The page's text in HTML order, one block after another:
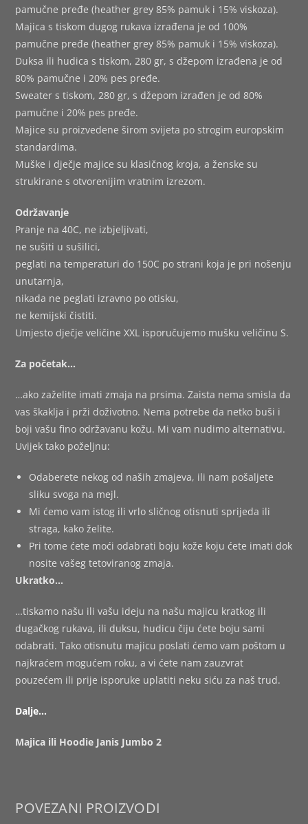
pamučne pređe (heather grey 85% pamuk i 15% viskoza).
Majica s tiskom dugog rukava izrađena je od 100%
pamučne pređe (heather grey 85% pamuk i 15% viskoza).
Duksa ili hudica s tiskom, 280 gr, s džepom izrađena je od
80% pamučne i 20% pes pređe.
Sweater s tiskom, 280 gr, s džepom izrađen je od 80%
pamučne i 20% pes pređe.
Majice su proizvedene širom svijeta po strogim europskim
standardima.
Muške i dječje majice su klasičnog kroja, a ženske su
strukirane s otvorenijim vratnim izrezom.
Održavanje
Pranje na 40C, ne izbjeljivati,
ne sušiti u sušilici,
peglati na temperaturi do 150C po strani koja je pri nošenju
unutarnja,
nikada ne peglati izravno po otisku,
ne kemijski čistiti.
Umjesto dječje veličine XXL isporučujemo mušku veličinu S.
Za početak…
…ako zaželite imati zmaja na prsima. Zaista nema smisla da
vas škaklja i prži doživotno. Nema potrebe da netko buši i
boji vašu fino održavanu kožu. Mi vam nudimo alternativu.
Uvijek tako poželjnu:
Odaberete nekog od naših zmajeva, ili nam pošaljete
sliku svoga na mejl.
Mi ćemo vam istog ili vrlo sličnog otisnuti sprijeda ili
straga, kako želite.
Pri tome ćete moći odabrati boju kože koju ćete imati dok
nosite vašeg tetoviranog zmaja.
Ukratko…
…tiskamo našu ili vašu ideju na našu majicu kratkog ili
dugačkog rukava, ili duksu, hudicu čiju ćete boju sami
odabrati. Tako otisnutu majicu poslati ćemo vam poštom u
najkraćem mogućem roku, a vi ćete nam zauzvrat
pouzećem ili prije isporuke uplatiti neku siću za naš trud.
Dalje…
Majica ili Hoodie Janis Jumbo 2
POVEZANI PROIZVODI